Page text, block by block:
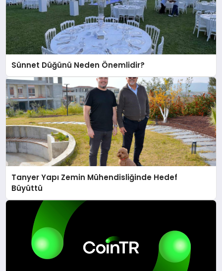
Sünnet Düğünü Neden Önemlidir?
Tanyer Yapı Zemin Mühendisliğinde Hedef
Büyüttü